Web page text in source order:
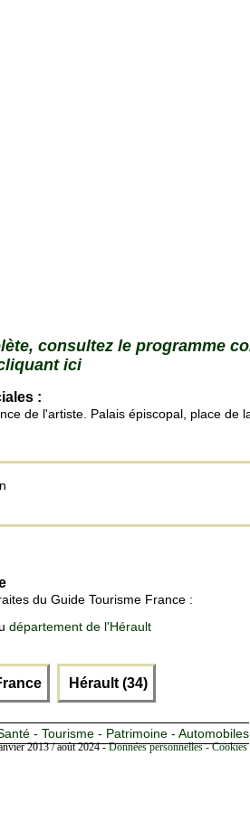
consultez le programme
ici
:
de l'artiste. Palais épiscopal, place de
du Guide Tourisme France :
département de l'Hérault
Hérault (34)
- Tourisme - Patrimoine - Automobiles
2013 / août 2024 -Données personnelles -